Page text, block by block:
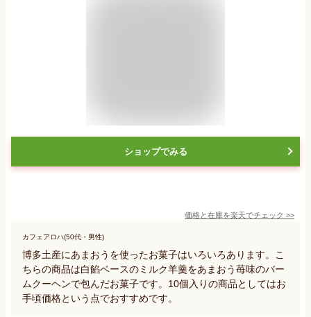
ショップでみる
価格と在庫を楽天でチェック >>
カフェアロハ(50代・男性)
博多土産にあまおうを使ったお菓子はいろいろあります。こ
ちらの商品は白餡ベースのミルク羊羹をあまおう苺味のバー
ムクーヘンで包んだお菓子です。10個入りの商品としてはお
手頃価格という点でおすすめです。